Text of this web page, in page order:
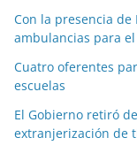
Con la presencia
ambulancias para
Cuatro oferentes
escuelas
El Gobierno retiró
extranjerización de